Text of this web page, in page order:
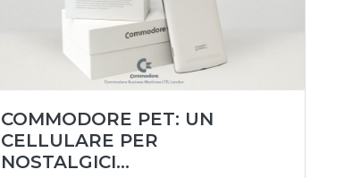
COMMODORE PET: UN
CELLULARE PER
NOSTALGICI…